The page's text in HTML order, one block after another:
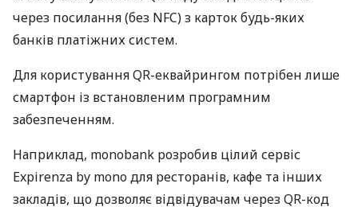
через посилання (без NFC) з карток будь-яких
банків платіжних систем.
Для користування QR-еквайрингом потрібен лише
смартфон із встановленим програмним
забезпеченням.
Наприклад, monobank розробив цілий сервіс
Expirenza by mono для ресторанів, кафе та інших
закладів, що дозволяє відвідувачам через QR-код